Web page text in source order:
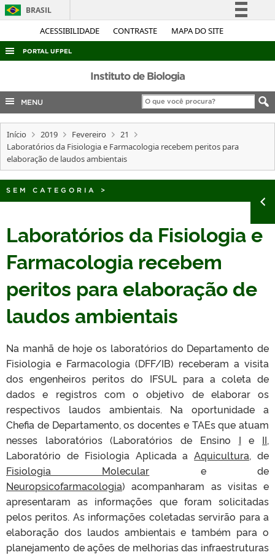
ACESSIBILIDADE CONTRASTE MAPA DO SITE
BRASIL
Simplifique!
Acesso à informação
Legislação
Canais
PORTAL UFPEL
ACESSO À INFORMAÇÃO
AUDITORIA
COBALTO
CONCURSOS
EDITAIS
TELEFONES
Instituto de Biologia
MENU
Início 2019 Fevereiro
21
Laboratórios da Fisiologia e Farmacologia recebem peritos para
elaboração de laudos ambientais
SEM CATEGORIA >
Laboratórios da Fisiologia e
Farmacologia recebem
peritos para elaboração de
laudos ambientais
Na manhã de hoje os laboratórios do Departamento de
Fisiologia e Farmacologia (DFF/IB) receberam a visita
dos engenheiros peritos do IFSUL para a coleta de
dados e registros com o objetivo de elaborar os
respectivos laudos ambientais. Na oportunidade a
Chefia de Departamento, os docentes e TAEs que atuam
nesses laboratórios (Laboratórios de Ensino I e II,
Laboratório de Fisiologia Aplicada aAquicultura, de
Fisiologia Molecular e de
Neuropsicofarmacologia) acompanharam as visitas e
apresentaram as informações que foram solicitadas
pelos peritos. As informações coletadas servirão para a
elaboração dos laudos ambientais e também para o
planejamento de ações de melhorias das infraestruturas